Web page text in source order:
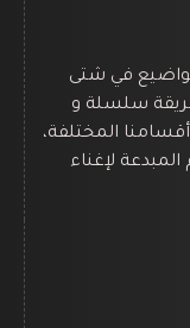
في شتى
سلسلة و
المختلفة،
لإغناء